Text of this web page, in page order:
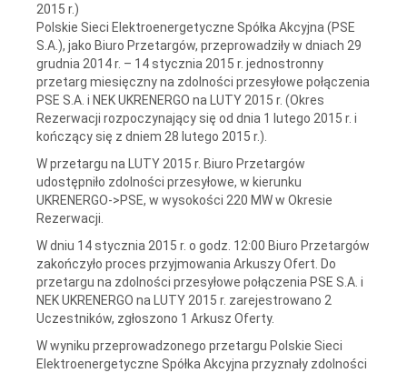
2015 r.)
Polskie Sieci Elektroenergetyczne Spółka Akcyjna (PSE
S.A.), jako Biuro Przetargów, przeprowadziły w dniach 29
grudnia 2014 r. – 14 stycznia 2015 r. jednostronny
przetarg miesięczny na zdolności przesyłowe połączenia
PSE S.A. i NEK UKRENERGO na LUTY 2015 r. (Okres
Rezerwacji rozpoczynający się od dnia 1 lutego 2015 r. i
kończący się z dniem 28 lutego 2015 r.).
W przetargu na LUTY 2015 r. Biuro Przetargów
udostępniło zdolności przesyłowe, w kierunku
UKRENERGO->PSE, w wysokości 220 MW w Okresie
Rezerwacji.
W dniu 14 stycznia 2015 r. o godz. 12:00 Biuro Przetargów
zakończyło proces przyjmowania Arkuszy Ofert. Do
przetargu na zdolności przesyłowe połączenia PSE S.A. i
NEK UKRENERGO na LUTY 2015 r. zarejestrowano 2
Uczestników, zgłoszono 1 Arkusz Oferty.
W wyniku przeprowadzonego przetargu Polskie Sieci
Elektroenergetyczne Spółka Akcyjna przyznały zdolności